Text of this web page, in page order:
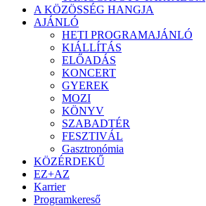
A KÖZÖSSÉG HANGJA
AJÁNLÓ
HETI PROGRAMAJÁNLÓ
KIÁLLÍTÁS
ELŐADÁS
KONCERT
GYEREK
MOZI
KÖNYV
SZABADTÉR
FESZTIVÁL
Gasztronómia
KÖZÉRDEKŰ
EZ+AZ
Karrier
Programkereső